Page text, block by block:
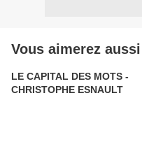
Vous aimerez aussi
LE CAPITAL DES MOTS -
CHRISTOPHE ESNAULT